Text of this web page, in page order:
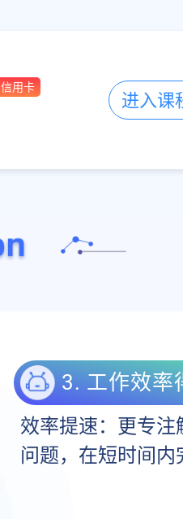
信用卡
进入课
3. 工作效率
效率提速：更专注
问题，在短时间内